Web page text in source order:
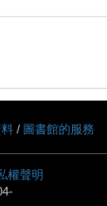
/ 圖書館的服務
權聲明